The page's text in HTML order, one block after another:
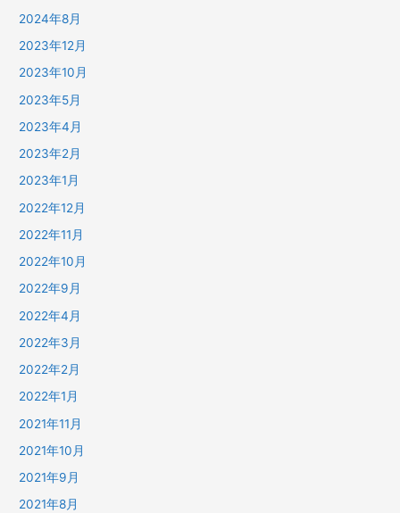
2024年8月
2023年12月
2023年10月
2023年5月
2023年4月
2023年2月
2023年1月
2022年12月
2022年11月
2022年10月
2022年9月
2022年4月
2022年3月
2022年2月
2022年1月
2021年11月
2021年10月
2021年9月
2021年8月